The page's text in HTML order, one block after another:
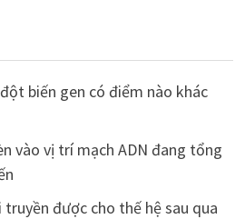
biến gen có điểm nào khác
vào vị trí mạch ADN đang tổng
được cho thế hệ sau qua